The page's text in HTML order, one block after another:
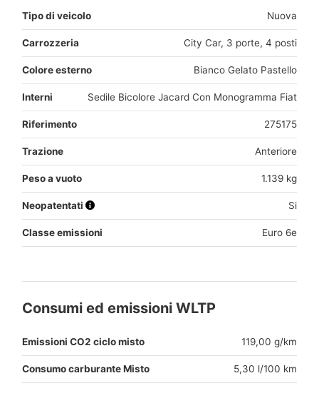
Tipo di veicolo Nuova
Carrozzeria City Car, 3 porte, 4 posti
Colore esterno Bianco Gelato Pastello
Interni Sedile Bicolore Jacard Con Monogramma Fiat
Riferimento 275175
Trazione Anteriore
Peso a vuoto 1.139 kg
Neopatentati Si
Classe emissioni Euro 6e
Consumi ed emissioni WLTP
Emissioni CO2 ciclo misto 119,00 g/km
Consumo carburante Misto 5,30 l/100 km